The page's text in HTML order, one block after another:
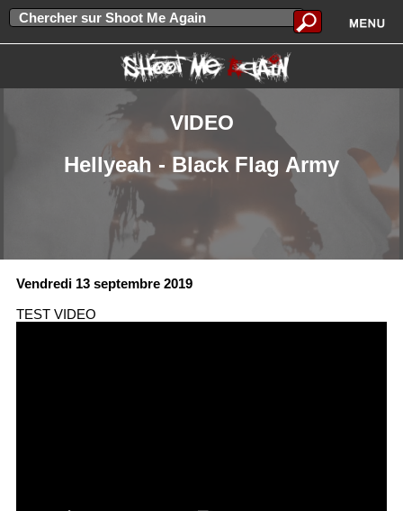
VIDEO
Hellyeah - Black Flag Army
Vendredi 13 septembre 2019
TEST VIDEO